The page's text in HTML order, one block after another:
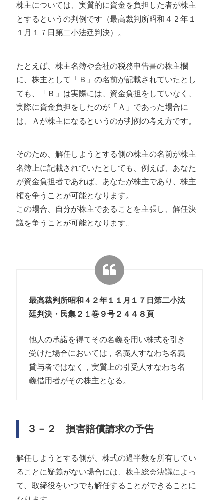
株主については、実質的に資金を負担した者が株主
とするというの判例です（最高裁判所昭和４２年１
１月１７日第二小法廷判決）。
たとえば、株主名簿や会社の税務申告書の株主欄
に、株主として「Ｂ」の名前が記載されていたとし
ても、「Ｂ」は実際には、資金負担をしていなく、
実際に資金負担をしたのが「Ａ」であった場合に
は、Ａが株主になるというのが判例の考え方です。
そのため、解任しようとする側の株主の名前が株主
名簿上に記載されていたとしても、例えば、あなた
が資金負担者であれば、あなたが株主であり、株主
権を争うことが可能となります。
この場合、自分が株主であることを主張し、解任決
議を争うことが可能となります。
最高裁判所昭和４２年１１月１７日第二小法
廷判決・民集２１巻９号２４４８頁
他人の承諾を得てその名義を用い株式を引き
受けた場合においては，名義人すなわち名義
貸与者ではなく，実質上の引受人すなわち名
義借用者がその株主となる。
３－２ 損害賠償請求の予告
解任しようとする側が、株式の過半数を所有してい
ることに疑義がない場合には、株主総会決議によっ
て、取締役をいつでも解任することができることに